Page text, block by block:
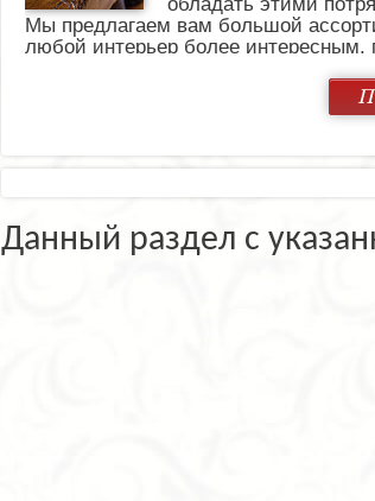
Мы предлагаем вам большой
любой интерьер более интересным,
проекты не могут обладать низкой
достаточно лояльна, поэтому
Авторские работы создавали не
интерьерные вещицы особенными.
часы, панно и т.д., но и сделать
тёмном фоне будут неплохо
чёрного цветов придаёт
Данный раздел с